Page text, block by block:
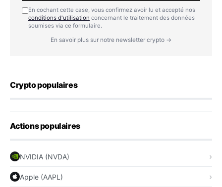
En cochant cette case, vous confirmez avoir lu et accepté nos
conditions d'utilisation concernant le traitement des données
soumises via ce formulaire.
En savoir plus sur notre newsletter crypto →
Crypto populaires
Actions populaires
NVIDIA (NVDA)
Apple (AAPL)